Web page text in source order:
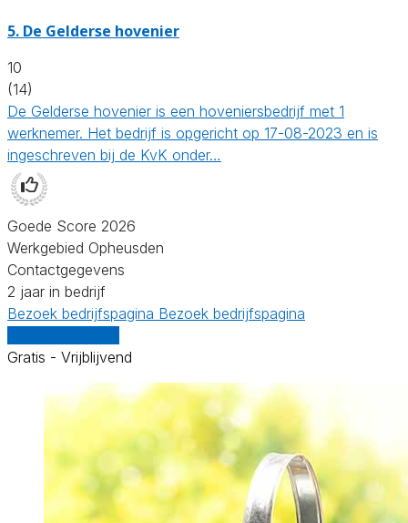
5. De Gelderse hovenier
10
(14)
De Gelderse hovenier is een hoveniersbedrijf met 1
werknemer. Het bedrijf is opgericht op 17-08-2023 en is
ingeschreven bij de KvK onder…
Goede Score 2026
Werkgebied Opheusden
Contactgegevens
2 jaar in bedrijf
Bezoek bedrijfspagina Bezoek bedrijfspagina
Gratis - Vrijblijvend